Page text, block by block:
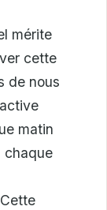
mérite
cette
de nous
matin
chaque